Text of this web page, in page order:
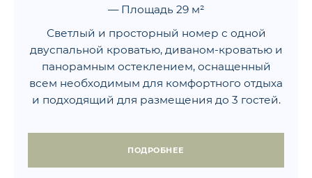
— Площадь 29 м²
Светлый и просторный номер с одной
двуспальной кроватью, диваном-кроватью и
панорамным остеклением, оснащенный
всем необходимым для комфортного отдыха
и подходящий для размещения до 3 гостей.
ПОДРОБНЕЕ